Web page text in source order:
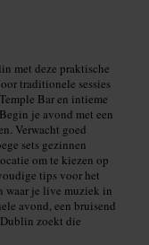
met deze praktische
traditionele sessies
Bar en intieme
je avond met een
Verwacht goed
sets gezinnen
om te kiezen op
tips voor het
waar je live muziek in
avond, een bruisend
zoekt die